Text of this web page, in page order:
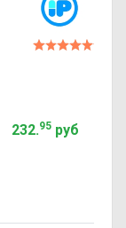
232.95руб